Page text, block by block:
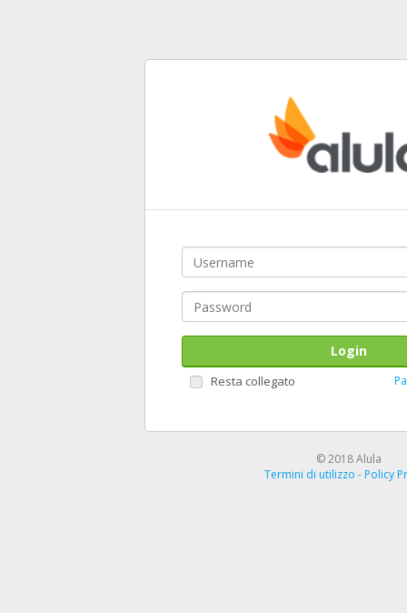
Login
Resta collegato
© 2018 Alula
Termini di utilizzo - Policy